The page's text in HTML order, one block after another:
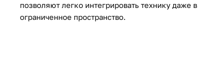
позволяют легко интегрировать технику даже в
ограниченное пространство.